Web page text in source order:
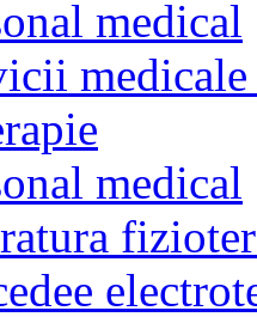
medical
medical